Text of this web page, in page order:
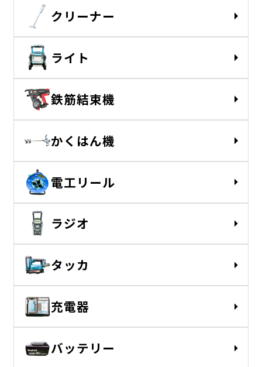
クリーナー
ライト
鉄筋結束機
かくはん機
電工リール
ラジオ
タッカ
充電器
バッテリー